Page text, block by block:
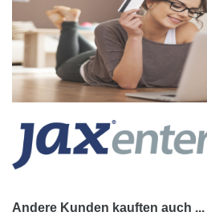
Andere Kunden kauften auch ...